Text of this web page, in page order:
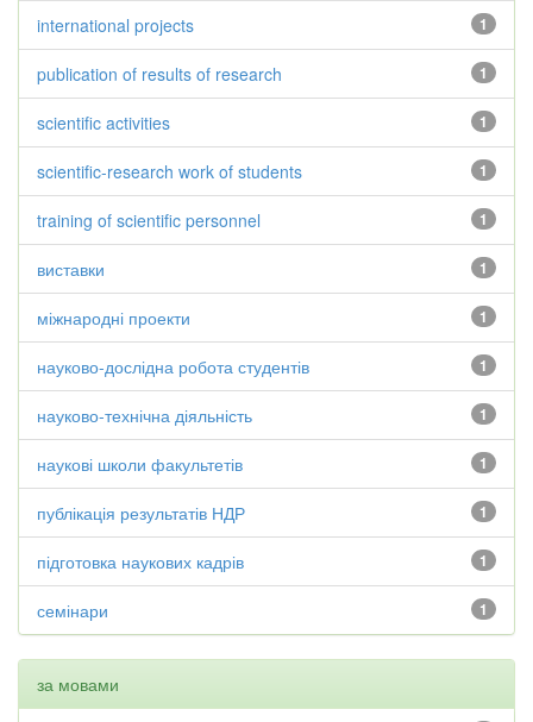
1
international projects
1
publication of results of research
1
scientific activities
1
scientific-research work of students
1
training of scientific personnel
1
виставки
1
міжнародні проекти
1
науково-дослідна робота студентів
1
науково-технічна діяльність
1
наукові школи факультетів
1
публікація результатів НДР
1
підготовка наукових кадрів
1
семінари
за мовами